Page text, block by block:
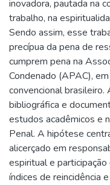
inovadora, pautada na
trabalho, na
Sendo assim, esse
precípua da pena de
cumprem pena na
Condenado (APAC),
convencional brasileiro.
bibliográfica e
estudos acadêmicos e
Penal. A hipótese
alicerçado em
espiritual e participação
índices de reincidência